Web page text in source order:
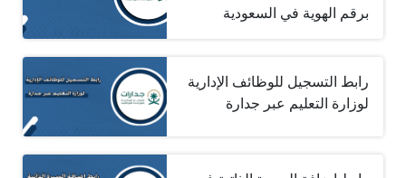
برقم الهوية في السعودية
رابط التسجيل للوظائف الإدارية
لوزارة التعليم عبر جدارة